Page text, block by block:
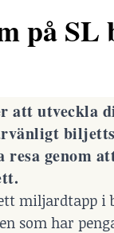
på SL
att utveckla
resa genom
miljardtapp i
som har